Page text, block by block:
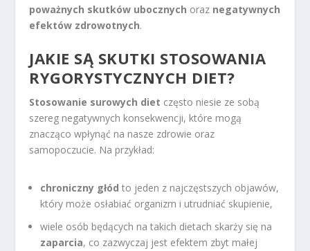
poważnych skutków ubocznych oraz negatywnych
efektów zdrowotnych.
JAKIE SĄ SKUTKI STOSOWANIA
RYGORYSTYCZNYCH DIET?
Stosowanie surowych diet często niesie ze sobą
szereg negatywnych konsekwencji, które mogą
znacząco wpłynąć na nasze zdrowie oraz
samopoczucie. Na przykład:
chroniczny głód to jeden z najczęstszych objawów,
który może osłabiać organizm i utrudniać skupienie,
wiele osób będących na takich dietach skarży się na
zaparcia, co zazwyczaj jest efektem zbyt małej